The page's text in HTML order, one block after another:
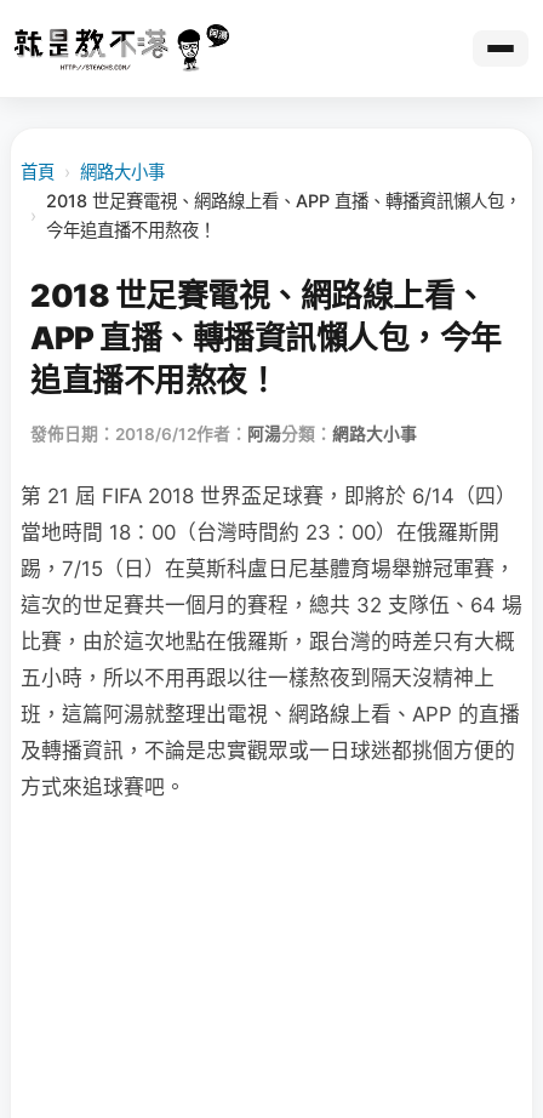
首頁 › 網路大小事
›
2018 世足賽電視、網路線上看、APP 直播、轉播資訊懶人包，
今年追直播不用熬夜！
2018 世足賽電視、網路線上看、
APP 直播、轉播資訊懶人包，今年
追直播不用熬夜！
發佈日期：2018/6/12作者： 阿湯分類： 網路大小事
第 21 屆 FIFA 2018 世界盃足球賽，即將於 6/14（四）
當地時間 18：00（台灣時間約 23：00）在俄羅斯開
踢，7/15（日）在莫斯科盧日尼基體育場舉辦冠軍賽，
這次的世足賽共一個月的賽程，總共 32 支隊伍、64 場
比賽，由於這次地點在俄羅斯，跟台灣的時差只有大概
五小時，所以不用再跟以往一樣熬夜到隔天沒精神上
班，這篇阿湯就整理出電視、網路線上看、APP 的直播
及轉播資訊，不論是忠實觀眾或一日球迷都挑個方便的
方式來追球賽吧。